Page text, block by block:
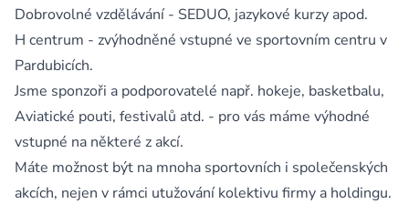
Dobrovolné vzdělávání - SEDUO, jazykové kurzy apod.
H centrum - zvýhodněné vstupné ve sportovním centru v
Pardubicích.
Jsme sponzoři a podporovatelé např. hokeje, basketbalu,
Aviatické pouti, festivalů atd. - pro vás máme výhodné
vstupné na některé z akcí.
Máte možnost být na mnoha sportovních i společenských
akcích, nejen v rámci utužování kolektivu firmy a holdingu.